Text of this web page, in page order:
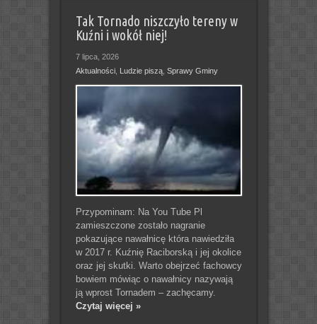
Tak Tornado niszczyło tereny w
Kuźni i wokół niej!
7 lipca, 2026
Aktualności, Ludzie piszą, Sprawy Gminy
Przypominam: Na You Tube Pl
zamieszczone zostało nagranie
pokazujące nawałnicę która nawiedziła
w 2017 r. Kuźnię Raciborską i jej okolice
oraz jej skutki. Warto obejrzeć fachowcy
bowiem mówiąc o nawałnicy nazywają
ją wprost Tornadem – zachęcamy.
Czytaj więcej »